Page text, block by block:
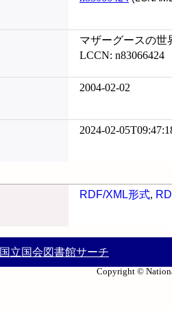
マザーグースの世
LCCN: n83066424
2004-02-02
2024-02-
RDF/XML形式,
国立国会図書館サーチ
Copyright ©